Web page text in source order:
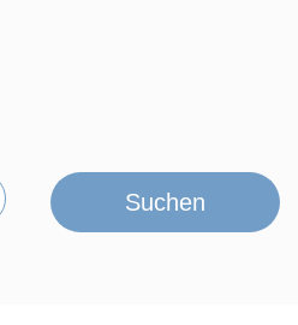
Suchen